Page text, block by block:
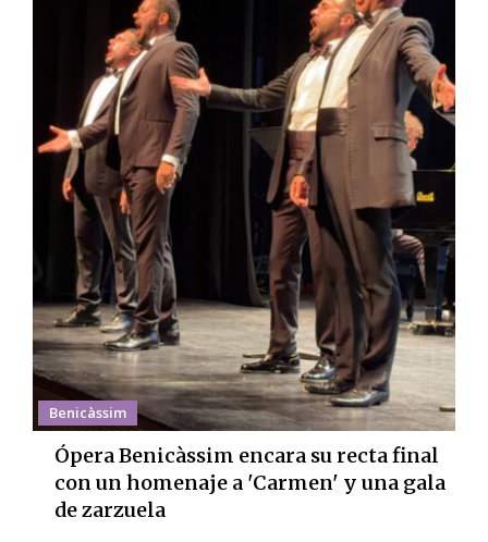
Benicàssim
Ópera Benicàssim encara su recta final
con un homenaje a 'Carmen' y una gala
de zarzuela